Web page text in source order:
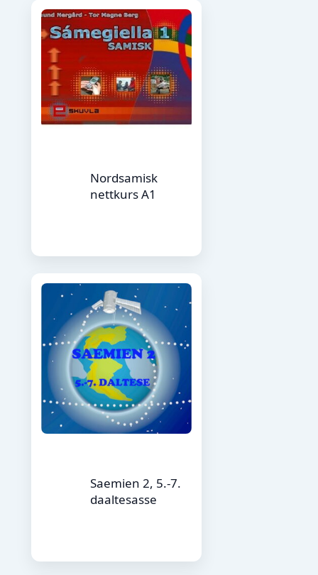
Nordsamisk
nettkurs A1
Saemien 2, 5.-7.
daaltesasse